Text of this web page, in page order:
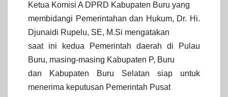
Ketua Komisi A DPRD Kabupaten Buru yang
membidangi Pemerintahan dan Hukum, Dr. Hi.
Djunaidi Rupelu, SE, M.Si mengatakan
saat ini kedua Pemerintah daerah di Pulau
Buru, masing-masing Kabupaten P, Buru
dan Kabupaten Buru Selatan siap untuk
menerima keputusan Pemerintah Pusat